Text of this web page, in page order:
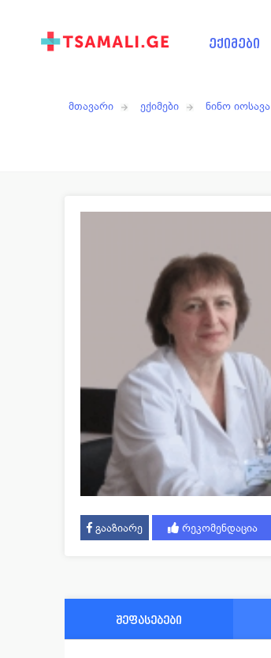
ექიმები
მთავარი ექიმები ნინო იოსავა
გააზიარე რეკომენდაცია
შეფასებები